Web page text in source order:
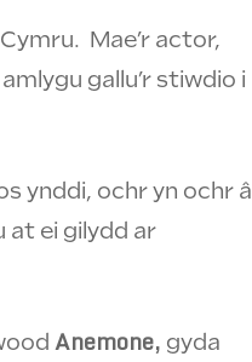
Mae’r actor,
gallu’r stiwdio i
ynddi, ochr yn ochr â
at ei gilydd ar
Anemone, gyda